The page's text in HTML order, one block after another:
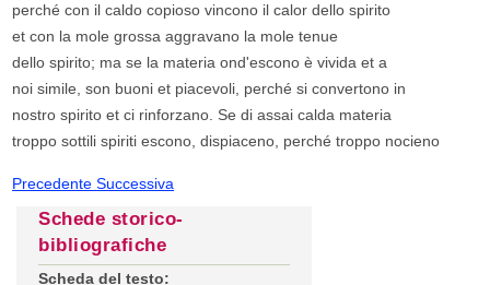
perché con il caldo copioso vincono il calor dello spirito
et con la mole grossa aggravano la mole tenue
dello spirito; ma se la materia ond'escono è vivida et a
noi simile, son buoni et piacevoli, perché si convertono in
nostro spirito et ci rinforzano. Se di assai calda materia
troppo sottili spiriti escono, dispiaceno, perché troppo nocieno
PrecedenteSuccessiva
Schede storico-
bibliografiche
Scheda del testo: